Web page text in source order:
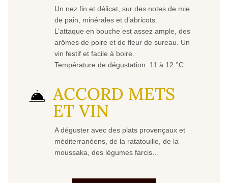
Un nez fin et délicat, sur des notes de mie
de pain, minérales et d’abricots.
L’attaque en bouche est assez ample, des
arômes de poire et de fleur de sureau. Un
vin festif et facile à boire.
Température de dégustation: 11 à 12 °C
ACCORD METS
ET VIN
A déguster avec des plats provençaux et
méditerranéens, de la ratatouille, de la
moussaka, des légumes farcis…